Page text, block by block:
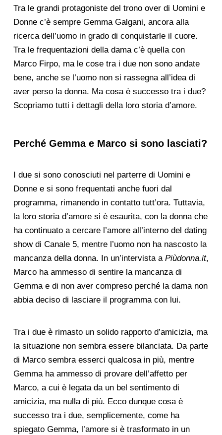
Tra le grandi protagoniste del trono over di Uomini e
Donne c’è sempre Gemma Galgani, ancora alla
ricerca dell’uomo in grado di conquistarle il cuore.
Tra le frequentazioni della dama c’è quella con
Marco Firpo, ma le cose tra i due non sono andate
bene, anche se l’uomo non si rassegna all’idea di
aver perso la donna. Ma cosa è successo tra i due?
Scopriamo tutti i dettagli della loro storia d’amore.
Perché Gemma e Marco si sono lasciati?
I due si sono conosciuti nel parterre di Uomini e
Donne e si sono frequentati anche fuori dal
programma, rimanendo in contatto tutt’ora. Tuttavia,
la loro storia d’amore si è esaurita, con la donna che
ha continuato a cercare l’amore all’interno del dating
show di Canale 5, mentre l’uomo non ha nascosto la
mancanza della donna. In un’intervista a Piùdonna.it,
Marco ha ammesso di sentire la mancanza di
Gemma e di non aver compreso perché la dama non
abbia deciso di lasciare il programma con lui.
Tra i due è rimasto un solido rapporto d’amicizia, ma
la situazione non sembra essere bilanciata. Da parte
di Marco sembra esserci qualcosa in più, mentre
Gemma ha ammesso di provare dell’affetto per
Marco, a cui è legata da un bel sentimento di
amicizia, ma nulla di più. Ecco dunque cosa è
successo tra i due, semplicemente, come ha
spiegato Gemma, l’amore si è trasformato in un